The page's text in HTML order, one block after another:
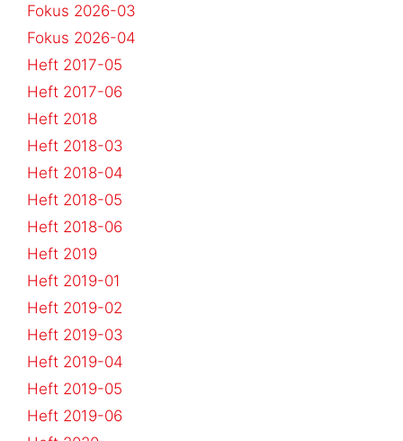
Fokus 2026-03
Fokus 2026-04
Heft 2017-05
Heft 2017-06
Heft 2018
Heft 2018-03
Heft 2018-04
Heft 2018-05
Heft 2018-06
Heft 2019
Heft 2019-01
Heft 2019-02
Heft 2019-03
Heft 2019-04
Heft 2019-05
Heft 2019-06